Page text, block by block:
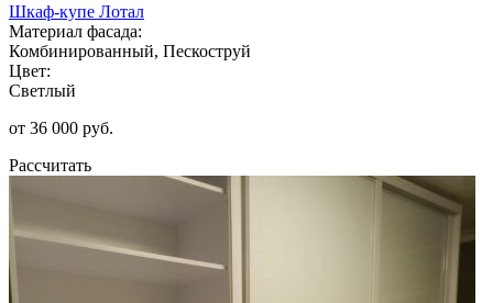
Шкаф-купе Лотал
Материал фасада:
Комбинированный, Пескоструй
Цвет:
Светлый
от 36 000 руб.
Рассчитать